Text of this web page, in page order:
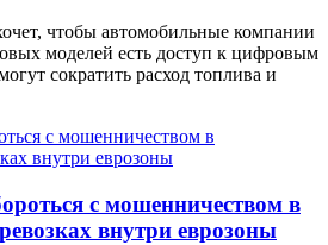
чтобы автомобильные компании
моделей есть доступ к цифровым
сократить расход топлива и
с мошенничеством в
внутри еврозоны